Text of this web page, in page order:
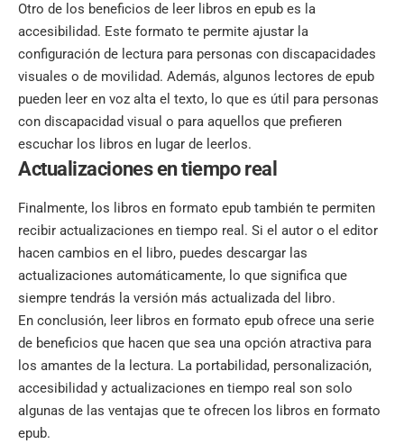
Otro de los beneficios de leer libros en epub es la
accesibilidad. Este formato te permite ajustar la
configuración de lectura para personas con discapacidades
visuales o de movilidad. Además, algunos lectores de epub
pueden leer en voz alta el texto, lo que es útil para personas
con discapacidad visual o para aquellos que prefieren
escuchar los libros en lugar de leerlos.
Actualizaciones en tiempo real
Finalmente, los libros en formato epub también te permiten
recibir actualizaciones en tiempo real. Si el autor o el editor
hacen cambios en el libro, puedes descargar las
actualizaciones automáticamente, lo que significa que
siempre tendrás la versión más actualizada del libro.
En conclusión, leer libros en formato epub ofrece una serie
de beneficios que hacen que sea una opción atractiva para
los amantes de la lectura. La portabilidad, personalización,
accesibilidad y actualizaciones en tiempo real son solo
algunas de las ventajas que te ofrecen los libros en formato
epub.